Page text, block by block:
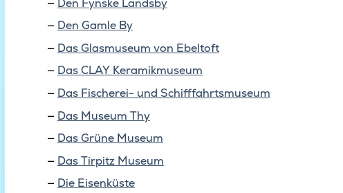
Den Fynske Landsby
Den Gamle By
Das Glasmuseum von Ebeltoft
Das CLAY Keramikmuseum
Das Fischerei- und Schifffahrtsmuseum
Das Museum Thy
Das Grüne Museum
Das Tirpitz Museum
Die Eisenküste